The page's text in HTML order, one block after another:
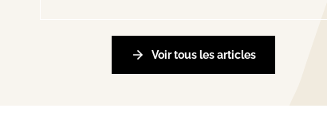
Voir tous les articles